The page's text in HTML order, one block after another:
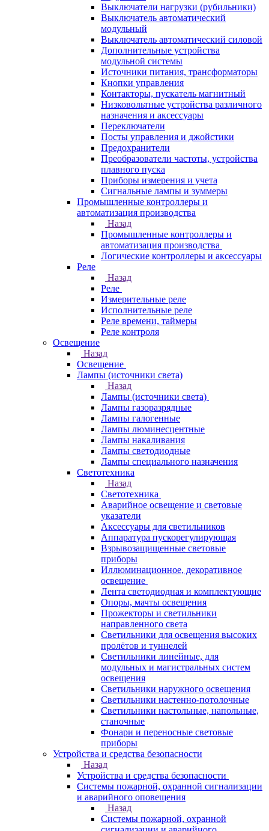
Выключатели нагрузки (рубильники)
Выключатель автоматический
модульный
Выключатель автоматический силовой
Дополнительные устройства
модульной системы
Источники питания, трансформаторы
Кнопки управления
Контакторы, пускатель магнитный
Низковольтные устройства различного
назначения и аксессуары
Переключатели
Посты управления и джойстики
Предохранители
Преобразователи частоты, устройства
плавного пуска
Приборы измерения и учета
Сигнальные лампы и зуммеры
Промышленные контроллеры и
автоматизация производства
Назад
Промышленные контроллеры и
автоматизация производства
Логические контроллеры и аксессуары
Реле
Назад
Реле
Измерительные реле
Исполнительные реле
Реле времени, таймеры
Реле контроля
Освещение
Назад
Освещение
Лампы (источники света)
Назад
Лампы (источники света)
Лампы газоразрядные
Лампы галогенные
Лампы люминесцентные
Лампы накаливания
Лампы светодиодные
Лампы специального назначения
Светотехника
Назад
Светотехника
Аварийное освещение и световые
указатели
Аксессуары для светильников
Аппаратура пускорегулирующая
Взрывозащищенные световые
приборы
Иллюминационное, декоративное
освещение
Лента светодиодная и комплектующие
Опоры, мачты освещения
Прожекторы и светильники
направленного света
Светильники для освещения высоких
пролётов и туннелей
Светильники линейные, для
модульных и магистральных систем
освещения
Светильники наружного освещения
Светильники настенно-потолочные
Светильники настольные, напольные,
станочные
Фонари и переносные световые
приборы
Устройства и средства безопасности
Назад
Устройства и средства безопасности
Системы пожарной, охранной сигнализации
и аварийного оповещения
Назад
Системы пожарной, охранной